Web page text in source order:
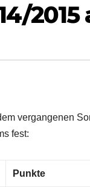
vergangenen
fest:
Punkte